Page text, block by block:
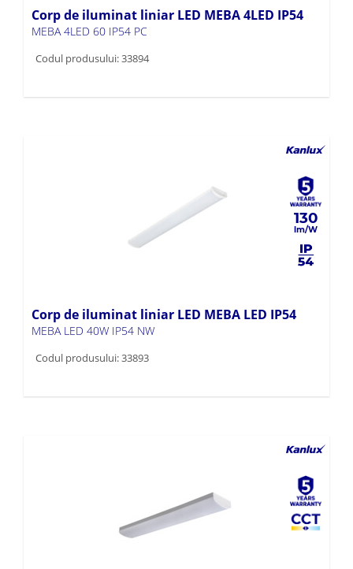
Corp de iluminat liniar LED MEBA 4LED IP54
MEBA 4LED 60 IP54 PC
Codul produsului: 33894
130
Corp de iluminat liniar LED MEBA LED IP54
MEBA LED 40W IP54 NW
Codul produsului: 33893